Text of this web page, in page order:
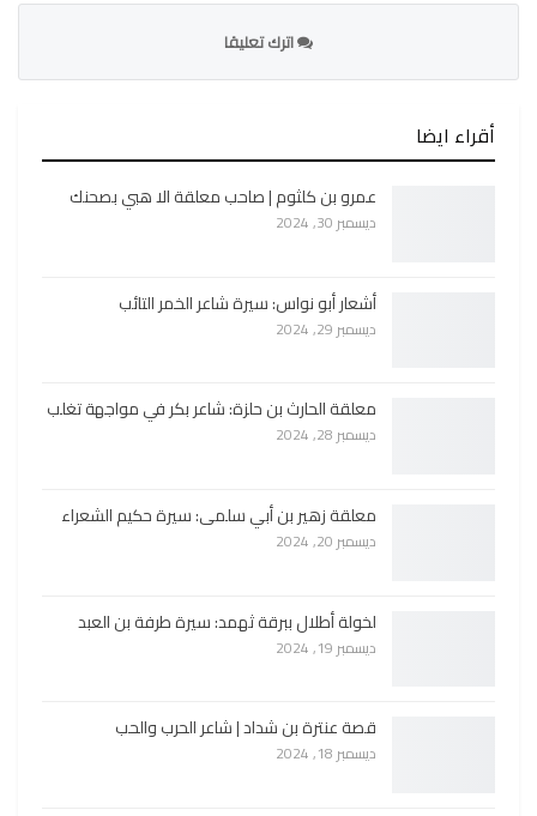
اترك تعليقا
أقراء ايضا
عمرو بن كلثوم | صاحب معلقة الا هبي بصحنك
ديسمبر 30, 2024
أشعار أبو نواس: سيرة شاعر الخمر التائب
ديسمبر 29, 2024
معلقة الحارث بن حلزة: شاعر بكر في مواجهة تغلب
ديسمبر 28, 2024
معلقة زهير بن أبي سلمى: سيرة حكيم الشعراء
ديسمبر 20, 2024
لخولة أطلال ببرقة ثهمد: سيرة طرفة بن العبد
ديسمبر 19, 2024
قصة عنترة بن شداد | شاعر الحرب والحب
ديسمبر 18, 2024